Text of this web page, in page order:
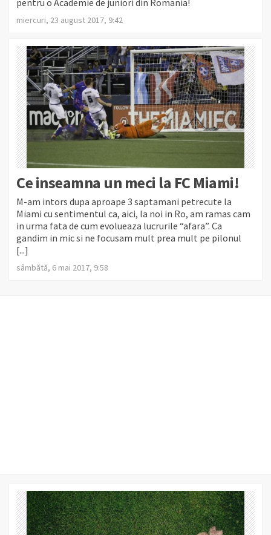
pentru o Academie de juniori din Romania!
miercuri, 23 august 2017, 9:42
Ce inseamna un meci la FC Miami!
M-am intors dupa aproape 3 saptamani petrecute la
Miami cu sentimentul ca, aici, la noi in Ro, am ramas cam
in urma fata de cum evolueaza lucrurile “afara”. Ca
gandim in mic si ne focusam mult prea mult pe pilonul
[...]
sâmbătă, 6 mai 2017, 9:58